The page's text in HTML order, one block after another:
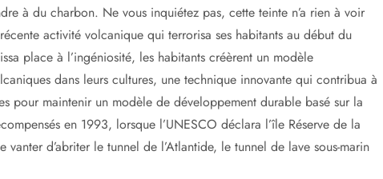
à du charbon. Ne vous inquiétez pas, cette teinte n’a rien à voir
activité volcanique qui terrorisa ses habitants au début du
place à l’ingéniosité, les habitants créèrent un modèle
dans leurs cultures, une technique innovante qui contribua à
pour maintenir un modèle de développement durable basé sur la
en 1993, lorsque l’UNESCO déclara l’île Réserve de la
vanter d’abriter le tunnel de l’Atlantide, le tunnel de lave sous-marin